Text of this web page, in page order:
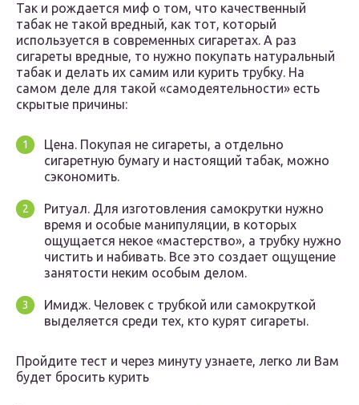
Так и рождается миф о том, что качественный
табак не такой вредный, как тот, который
используется в современных сигаретах. А раз
сигареты вредные, то нужно покупать натуральный
табак и делать их самим или курить трубку. На
самом деле для такой «самодеятельности» есть
скрытые причины:
Цена. Покупая не сигареты, а отдельно
сигаретную бумагу и настоящий табак, можно
сэкономить.
Ритуал. Для изготовления самокрутки нужно
время и особые манипуляции, в которых
ощущается некое «мастерство», а трубку нужно
чистить и набивать. Все это создает ощущение
занятости неким особым делом.
Имидж. Человек с трубкой или самокруткой
выделяется среди тех, кто курят сигареты.
Пройдите тест и через минуту узнаете, легко ли Вам
будет бросить курить